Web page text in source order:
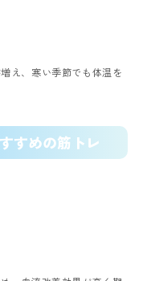
え、寒い季節でも体温を
すめの筋トレ